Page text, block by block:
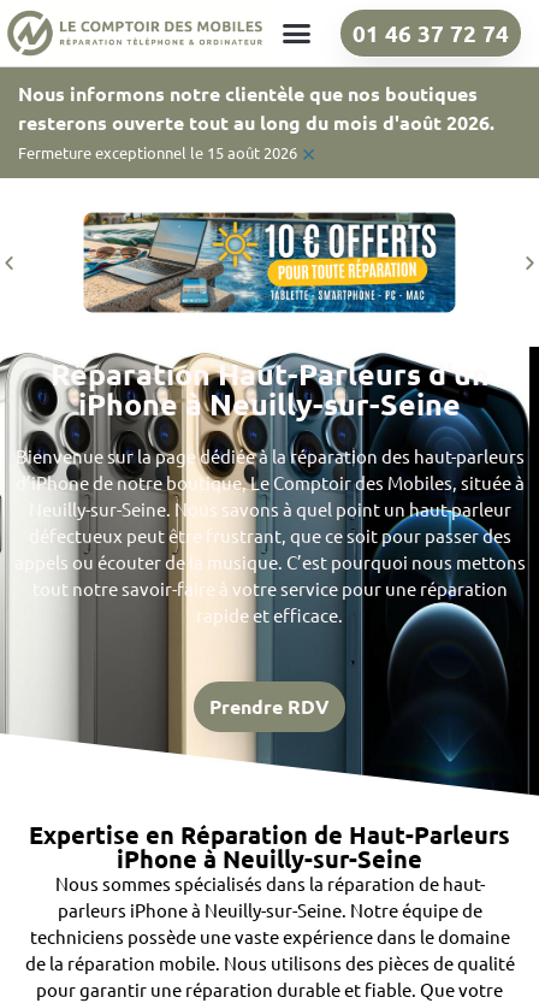
01 46 37 72 74
Nous informons notre clientèle que nos boutiques
resterons ouverte tout au long du mois d'août 2026.
Fermeture exceptionnel le 15 août 2026 ×
Réparation Haut-Parleurs d'un
iPhone à Neuilly-sur-Seine
Bienvenue sur la page dédiée à la réparation des haut-parleurs
d’iPhone de notre boutique, Le Comptoir des Mobiles, située à
Neuilly-sur-Seine. Nous savons à quel point un haut-parleur
défectueux peut être frustrant, que ce soit pour passer des
appels ou écouter de la musique. C’est pourquoi nous mettons
tout notre savoir-faire à votre service pour une réparation
rapide et efficace.
Prendre RDV
Expertise en Réparation de Haut-Parleurs
iPhone à Neuilly-sur-Seine
Nous sommes spécialisés dans la réparation de haut-
parleurs iPhone à Neuilly-sur-Seine. Notre équipe de
techniciens possède une vaste expérience dans le domaine
de la réparation mobile. Nous utilisons des pièces de qualité
pour garantir une réparation durable et fiable. Que votre